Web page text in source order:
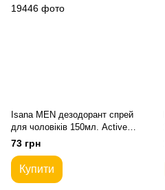
Isana MEN дезодорант спрей
для чоловіків 150мл. Active
Cool
73 грн
Купити